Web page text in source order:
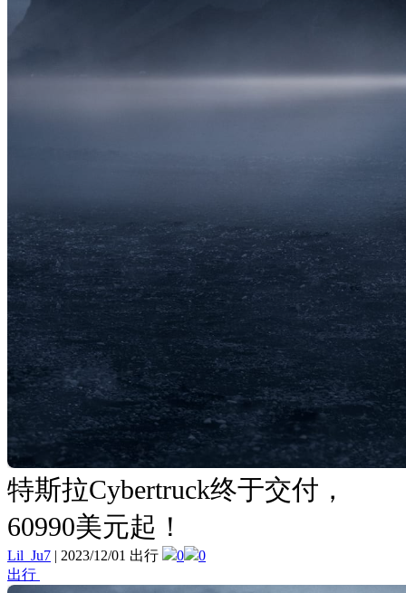
特斯拉Cybertruck终于交付，
60990美元起！
Lil_Ju7 | 2023/12/01 出行 0
0
出行